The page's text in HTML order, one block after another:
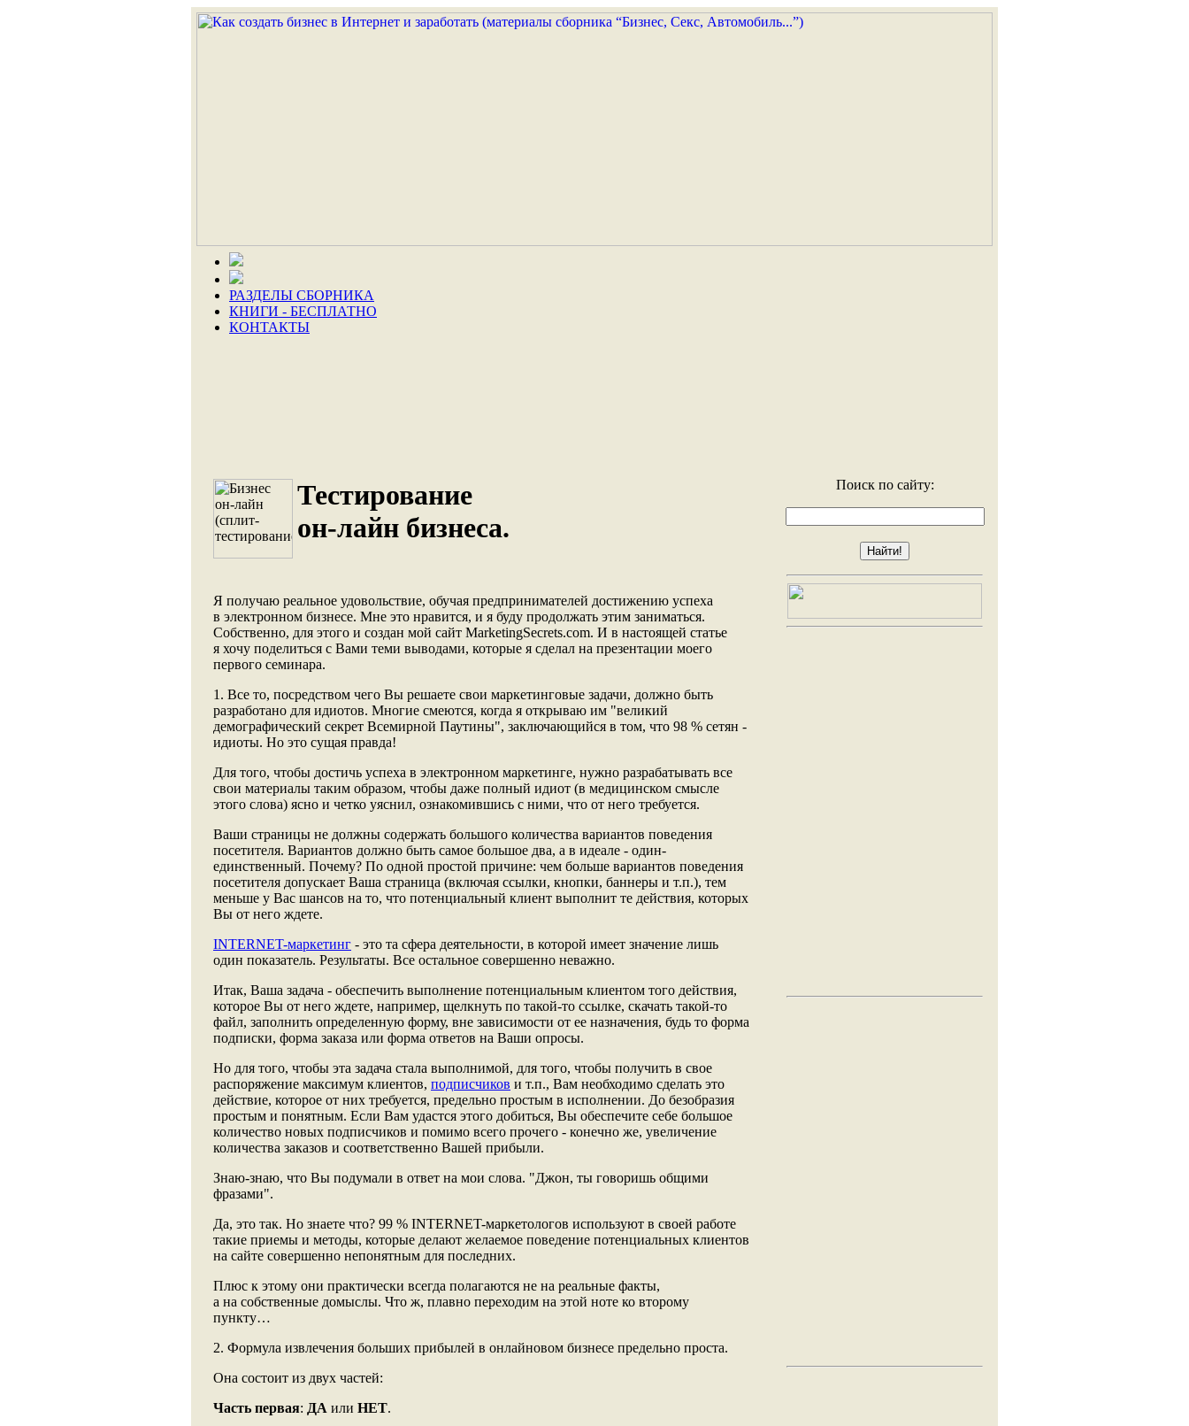
РАЗДЕЛЫ СБОРНИКА
КНИГИ - БЕСПЛАТНО
КОНТАКТЫ
Тестирование
он-лайн бизнеса.
Я получаю реальное удовольствие, обучая предпринимателей достижению успеха
в электронном бизнесе. Мне это нравится, и я буду продолжать этим заниматься.
Собственно, для этого и создан мой сайт MarketingSecrets.com. И в настоящей статье
я хочу поделиться с Вами теми выводами, которые я сделал на презентации моего
первого семинара.
1. Все то, посредством чего Вы решаете свои маркетинговые задачи, должно быть
разработано для идиотов. Многие смеются, когда я открываю им "великий
демографический секрет Всемирной Паутины", заключающийся в том, что 98 % сетян -
идиоты. Но это сущая правда!
Для того, чтобы достичь успеха в электронном маркетинге, нужно разрабатывать все
свои материалы таким образом, чтобы даже полный идиот (в медицинском смысле
этого слова) ясно и четко уяснил, ознакомившись с ними, что от него требуется.
Ваши страницы не должны содержать большого количества вариантов поведения
посетителя. Вариантов должно быть самое большое два, а в идеале - один-
единственный. Почему? По одной простой причине: чем больше вариантов поведения
посетителя допускает Ваша страница (включая ссылки, кнопки, баннеры и т.п.), тем
меньше у Вас шансов на то, что потенциальный клиент выполнит те действия, которых
Вы от него ждете.
INTERNET-маркетинг - это та сфера деятельности, в которой имеет значение лишь
один показатель. Результаты. Все остальное совершенно неважно.
Итак, Ваша задача - обеспечить выполнение потенциальным клиентом того действия,
которое Вы от него ждете, например, щелкнуть по такой-то ссылке, скачать такой-то
файл, заполнить определенную форму, вне зависимости от ее назначения, будь то форма
подписки, форма заказа или форма ответов на Ваши опросы.
Но для того, чтобы эта задача стала выполнимой, для того, чтобы получить в свое
распоряжение максимум клиентов, подписчиков и т.п., Вам необходимо сделать это
действие, которое от них требуется, предельно простым в исполнении. До безобразия
простым и понятным. Если Вам удастся этого добиться, Вы обеспечите себе большое
количество новых подписчиков и помимо всего прочего - конечно же, увеличение
количества заказов и соответственно Вашей прибыли.
Знаю-знаю, что Вы подумали в ответ на мои слова. "Джон, ты говоришь общими
фразами".
Да, это так. Но знаете что? 99 % INTERNET-маркетологов используют в своей работе
такие приемы и методы, которые делают желаемое поведение потенциальных клиентов
на сайте совершенно непонятным для последних.
Плюс к этому они практически всегда полагаются не на реальные факты,
а на собственные домыслы. Что ж, плавно переходим на этой ноте ко второму
пункту…
2. Формула извлечения больших прибылей в онлайновом бизнесе предельно проста.
Она состоит из двух частей:
Часть первая: ДА или НЕТ.
Поиск по сайту: